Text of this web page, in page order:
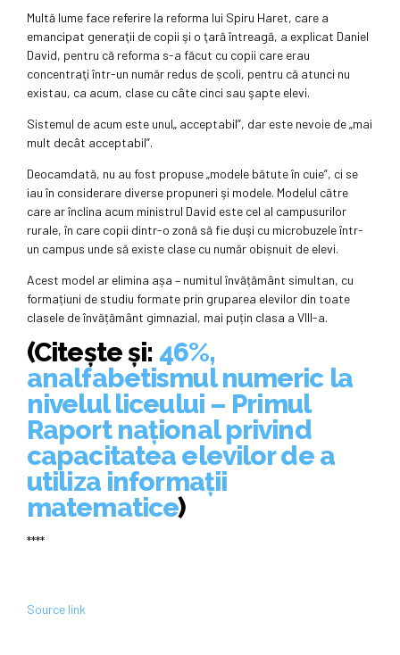
Multă lume face referire la reforma lui Spiru Haret, care a
emancipat generaţii de copii şi o ţară întreagă, a explicat Daniel
David, pentru că reforma s-a făcut cu copii care erau
concentraţi într-un număr redus de școli, pentru că atunci nu
existau, ca acum, clase cu câte cinci sau şapte elevi.
Sistemul de acum este unul„ acceptabil”, dar este nevoie de „mai
mult decât acceptabil”.
Deocamdată, nu au fost propuse „modele bătute în cuie”, ci se
iau în considerare diverse propuneri şi modele. Modelul către
care ar înclina acum ministrul David este cel al campusurilor
rurale, în care copii dintr-o zonă să fie duşi cu microbuzele într-
un campus unde să existe clase cu număr obișnuit de elevi.
Acest model ar elimina așa – numitul învățământ simultan, cu
formațiuni de studiu formate prin gruparea elevilor din toate
clasele de învățământ gimnazial, mai puțin clasa a VIII-a.
(Citește și: 46%,
analfabetismul numeric la
nivelul liceului – Primul
Raport național privind
capacitatea elevilor de a
utiliza informații
matematice)
****
Source link